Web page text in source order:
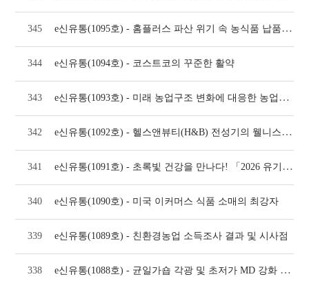
345 e신유통(1095호) - 홈플러스 파산 위기 속 농식품 납품업체 보호제도 개선 방안
344 e신유통(1094호) - 코스트코의 꾸준한 활약
343 e신유통(1093호) - 미래 농업구조 변화에 대응한 농업부문 AX전환 대응 방안
342 e신유통(1092호) - 헬스앤뷰티(H&B) 전성기의 웰니스 유통 트렌드
341 e신유통(1091호) - 초록빛 건강을 만나다! 「2026 유기농데이」 현장 속으로
340 e신유통(1090호) - 미국 이커머스 식품 소매의 최강자
339 e신유통(1089호) - 친환경농업 소득조사 결과 및 시사점
338 e신유통(1088호) - 균일가숍 각광 및 초저가 MD 강화 트렌드